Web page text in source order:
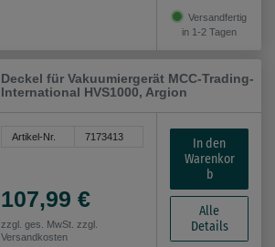
Versandfertig
in 1-2 Tagen
Deckel für Vakuumiergerät MCC-Trading-
International HVS1000, Argion
Artikel-Nr. 7173413
107,99 €
zzgl. ges. MwSt. zzgl.
Versandkosten
In den
Warenkor
b
Alle
Details